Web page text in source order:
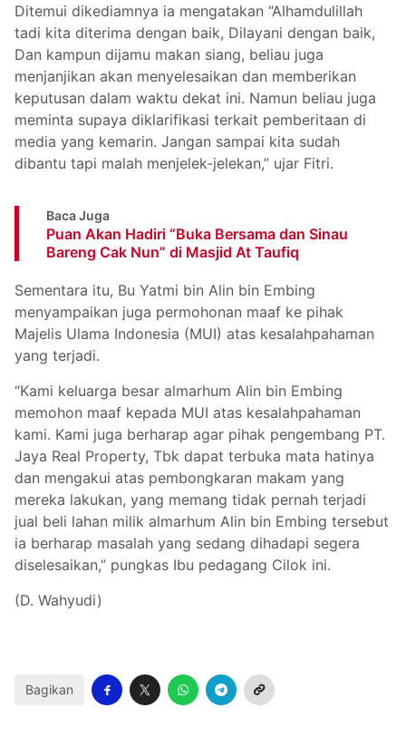
Ditemui dikediamnya ia mengatakan “Alhamdulillah
tadi kita diterima dengan baik, Dilayani dengan baik,
Dan kampun dijamu makan siang, beliau juga
menjanjikan akan menyelesaikan dan memberikan
keputusan dalam waktu dekat ini. Namun beliau juga
meminta supaya diklarifikasi terkait pemberitaan di
media yang kemarin. Jangan sampai kita sudah
dibantu tapi malah menjelek-jelekan,” ujar Fitri.
Baca Juga
Puan Akan Hadiri “Buka Bersama dan Sinau
Bareng Cak Nun” di Masjid At Taufiq
Sementara itu, Bu Yatmi bin Alin bin Embing
menyampaikan juga permohonan maaf ke pihak
Majelis Ulama Indonesia (MUI) atas kesalahpahaman
yang terjadi.
“Kami keluarga besar almarhum Alin bin Embing
memohon maaf kepada MUI atas kesalahpahaman
kami. Kami juga berharap agar pihak pengembang PT.
Jaya Real Property, Tbk dapat terbuka mata hatinya
dan mengakui atas pembongkaran makam yang
mereka lakukan, yang memang tidak pernah terjadi
jual beli lahan milik almarhum Alin bin Embing tersebut
ia berharap masalah yang sedang dihadapi segera
diselesaikan,” pungkas Ibu pedagang Cilok ini.
(D. Wahyudi)
Bagikan